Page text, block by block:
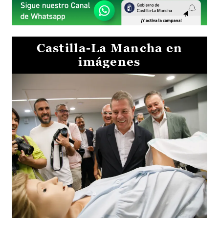
Castilla-La Mancha en
imágenes